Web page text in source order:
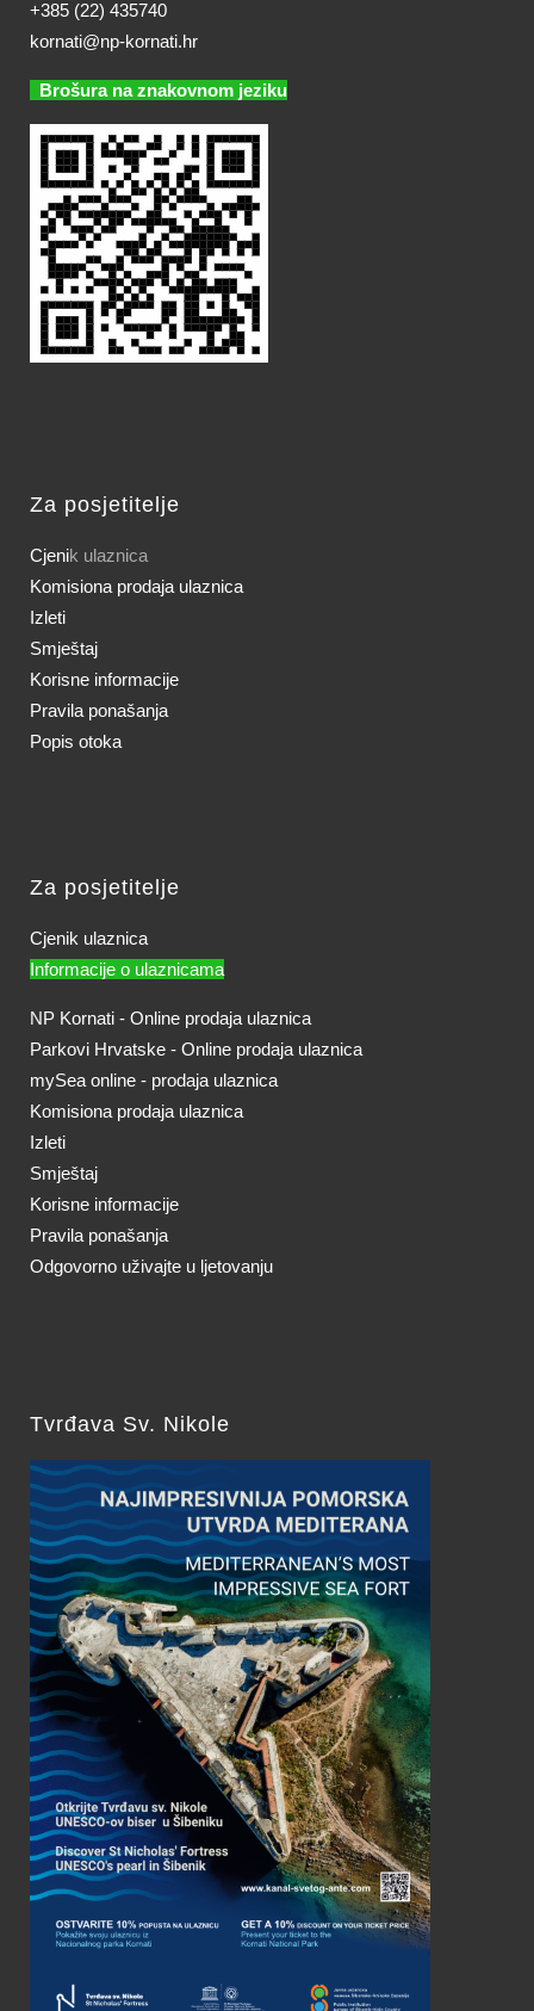
+385 (22) 435740
kornati@np-kornati.hr
Brošura na znakovnom jeziku
Za posjetitelje
Cjenik ulaznica
Komisiona prodaja ulaznica
Izleti
Smještaj
Korisne informacije
Pravila ponašanja
Popis otoka
Za posjetitelje
Cjenik ulaznica
Informacije o ulaznicama
NP Kornati - Online prodaja ulaznica
Parkovi Hrvatske - Online prodaja ulaznica
mySea online - prodaja ulaznica
Komisiona prodaja ulaznica
Izleti
Smještaj
Korisne informacije
Pravila ponašanja
Odgovorno uživajte u ljetovanju
Tvrđava Sv. Nikole